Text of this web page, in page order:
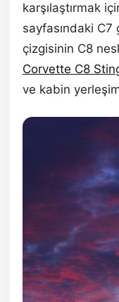
karşılaştırmak
sayfasındaki C7
çizgisinin C8
Corvette C8
ve kabin